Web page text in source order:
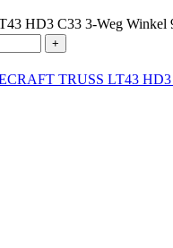
HD3 C33 3-Weg Winkel
TRUSS LT43 HD3